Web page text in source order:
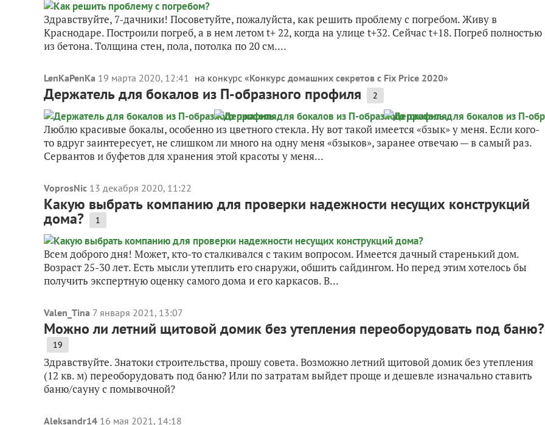
Здравствуйте, 7-дачники! Посоветуйте, пожалуйста, как решить проблему с погребом. Живу в
Краснодаре. Построили погреб, а в нем летом t+ 22, когда на улице t+32. Сейчас t+18. Погреб полностью
из бетона. Толщина стен, пола, потолка по 20 см....
LenKaPenKa 19 марта 2020, 12:41 на конкурс «Конкурс домашних секретов с Fix Price 2020»
Держатель для бокалов из П-образного профиля 2
Люблю красивые бокалы, особенно из цветного стекла. Ну вот такой имеется «бзык» у меня. Если кого-
то вдруг заинтересует, не слишком ли много на одну меня «бзыков», заранее отвечаю — в самый раз.
Сервантов и буфетов для хранения этой красоты у меня...
VoprosNic 13 декабря 2020, 11:22
Какую выбрать компанию для проверки надежности несущих конструкций
дома? 1
Всем доброго дня! Может, кто-то сталкивался с таким вопросом. Имеется дачный старенький дом.
Возраст 25-30 лет. Есть мысли утеплить его снаружи, обшить сайдингом. Но перед этим хотелось бы
получить экспертную оценку самого дома и его каркасов. В...
Valen_Tina 7 января 2021, 13:07
Можно ли летний щитовой домик без утепления переоборудовать под баню?
19
Здравствуйте. Знатоки строительства, прошу совета. Возможно летний щитовой домик без утепления
(12 кв. м) переоборудовать под баню? Или по затратам выйдет проще и дешевле изначально ставить
баню/сауну с помывочной?
Aleksandr14 16 мая 2021, 14:18